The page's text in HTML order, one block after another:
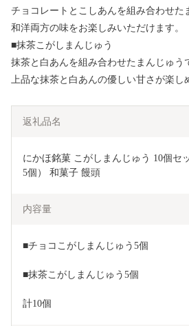
チョコレートとこしあんを組み合わせた
和洋両方の味をお楽しみいただけます。
■抹茶こがしまんじゅう
抹茶と白あんを組み合わせたまんじゅう
上品な抹茶と白あんの優しい甘さが楽し
返礼品名
にかほ銘菓 こがしまんじゅう 10個セ
5個） 和菓子 饅頭
内容量
■チョコこがしまんじゅう5個
■抹茶こがしまんじゅう5個
計10個